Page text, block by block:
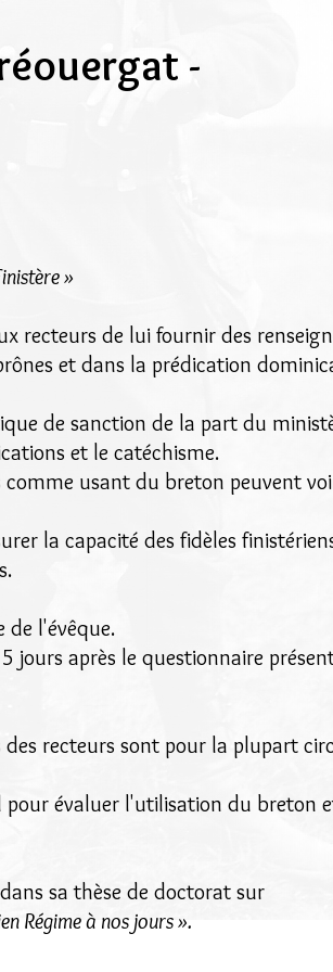
-
»
recteurs de lui fournir des
et dans la prédication
de sanction de la part du
et le catéchisme.
usant du breton peuvent
la capacité des fidèles
de l'évêque.
jours après le questionnaire
des recteurs sont pour la plupart
évaluer l'utilisation du breton
dans sa thèse de doctorat sur
Régime à nos jours ».